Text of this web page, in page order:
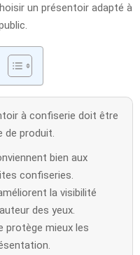
un présentoir adapté à
à confiserie doit être
de produit.
bien aux
confiseries.
la visibilité
des yeux.
protège mieux les